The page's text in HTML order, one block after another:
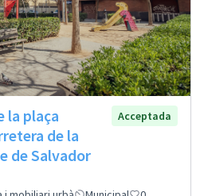
la plaça
de la
de Salvador
Acceptada